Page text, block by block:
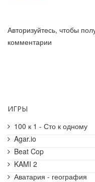
Авторизуйтесь, чтобы
комментарии
ИГРЫ
100 к 1 - Сто к одному
Agar.io
Beat Cop
KAMI 2
Аватария - география